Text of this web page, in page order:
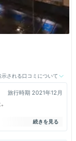
示される口コミについて
旅行時期 2021年12月